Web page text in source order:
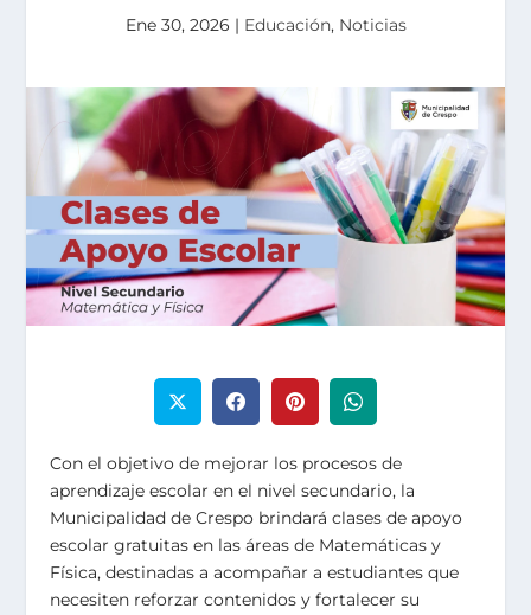
Ene 30, 2026 | Educación, Noticias
Con el objetivo de mejorar los procesos de
aprendizaje escolar en el nivel secundario, la
Municipalidad de Crespo brindará clases de apoyo
escolar gratuitas en las áreas de Matemáticas y
Física, destinadas a acompañar a estudiantes que
necesiten reforzar contenidos y fortalecer su